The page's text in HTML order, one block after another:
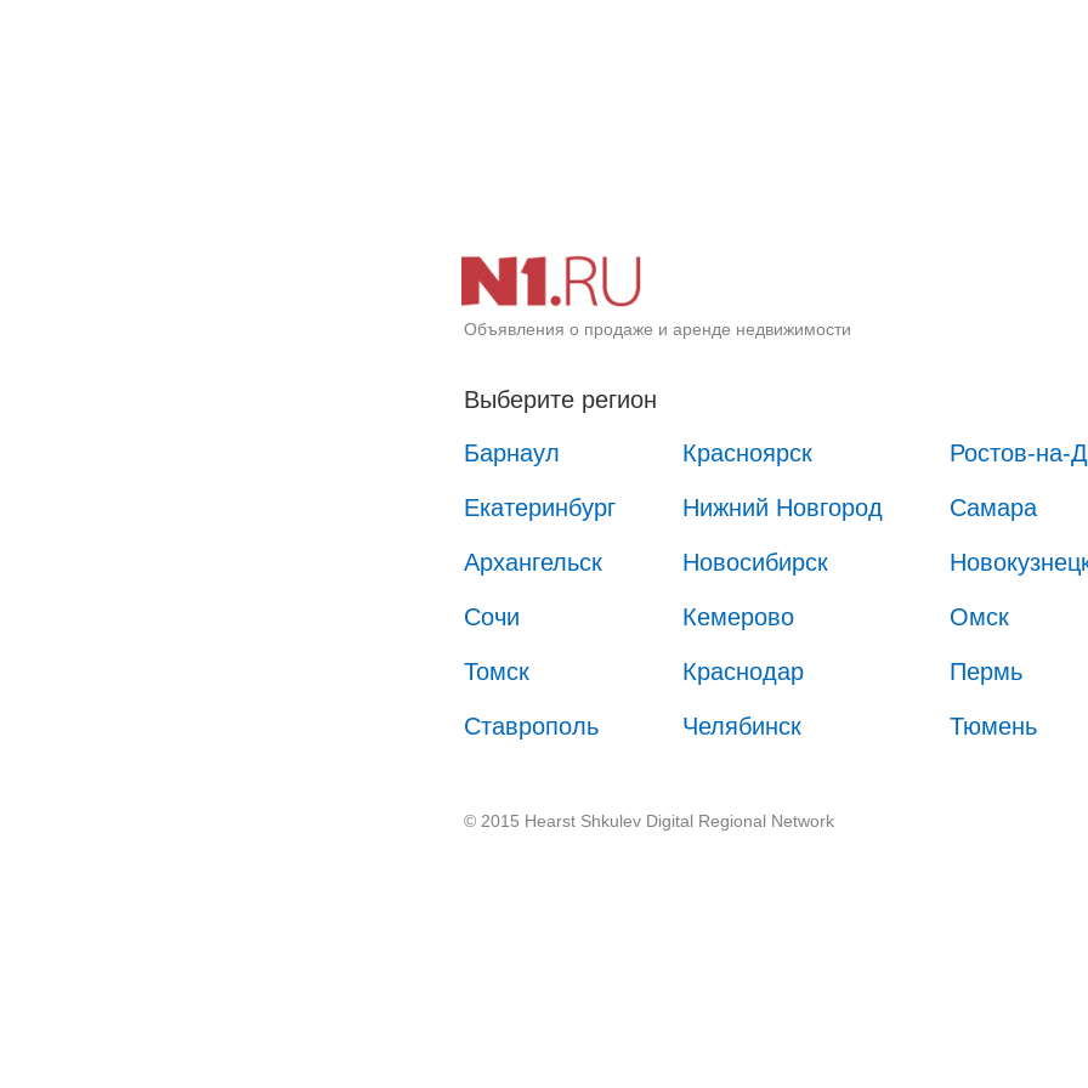
Объявления о продаже и аренде недвижимости
Выберите регион
Барнаул
Красноярск Ростов-на-
Екатеринбург Нижний Новгород Самара
Архангельск Новосибирск
Сочи Кемерово Омск
Томск Краснодар Пермь
Ставрополь Челябинск Тюмень
© 2015 Hearst Shkulev Digital Regional Network